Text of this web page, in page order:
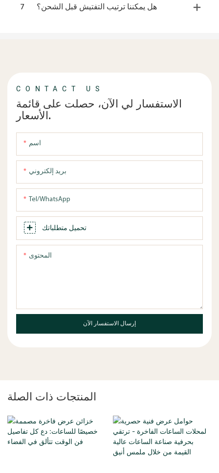
7
هل يمكننا ترتيب التفتيش قبل الشحن؟
CONTACT US
الاستفسار لي الآن، حصلت على قائمة
الأسعار.
اسم
بريد إلكتروني
Tel/WhatsApp
تحميل متطلباتك
المحتوى
إرسال الاستفسار الآن
المنتجات ذات الصلة